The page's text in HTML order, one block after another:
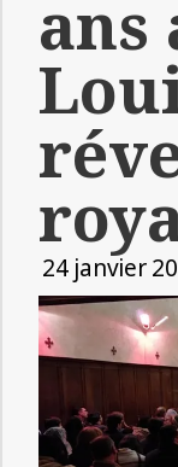
ans
24 janvier